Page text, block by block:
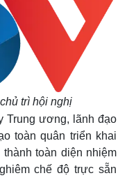
trì hội nghị
Trung ương, lãnh đạo
toàn quân triển khai
toàn diện nhiệm
chế độ trực sẵn